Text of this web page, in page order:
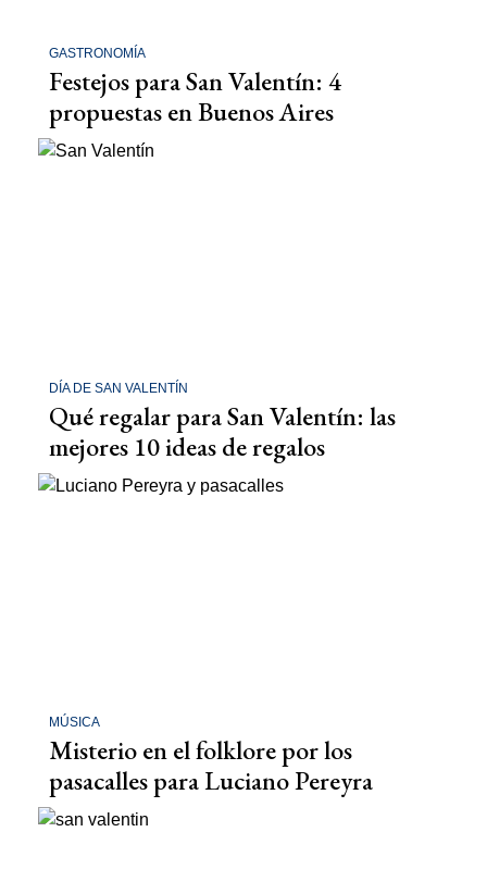
GASTRONOMÍA
Festejos para San Valentín: 4
propuestas en Buenos Aires
DÍA DE SAN VALENTÍN
Qué regalar para San Valentín: las
mejores 10 ideas de regalos
MÚSICA
Misterio en el folklore por los
pasacalles para Luciano Pereyra